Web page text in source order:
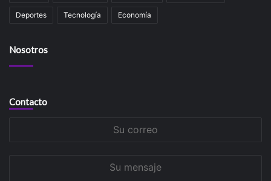
Deportes Tecnología Economía
Nosotros
Contacto